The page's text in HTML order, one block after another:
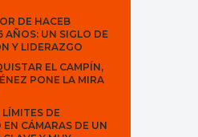
DE HACEB
AÑOS: UN SIGLO DE
Y LIDERAZGO
EL CAMPÍN,
PONE LA MIRA
DE
CÁMARAS DE UN